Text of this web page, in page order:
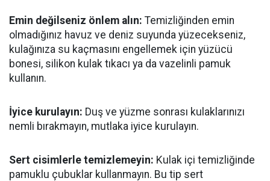
Emin değilseniz önlem alın: Temizliğinden emin
olmadığınız havuz ve deniz suyunda yüzecekseniz,
kulağınıza su kaçmasını engellemek için yüzücü
bonesi, silikon kulak tıkacı ya da vazelinli pamuk
kullanın.
İyice kurulayın: Duş ve yüzme sonrası kulaklarınızı
nemli bırakmayın, mutlaka iyice kurulayın.
Sert cisimlerle temizlemeyin: Kulak içi temizliğinde
pamuklu çubuklar kullanmayın. Bu tip sert